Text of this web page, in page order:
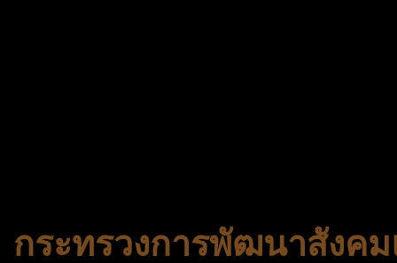
กระทรวงการพัฒนาสังค